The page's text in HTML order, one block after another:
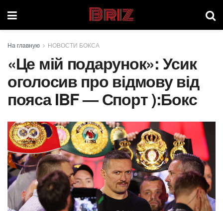
Briz
На главную НОВОСТИ БОКСА
«Це мій подарунок»: Усик
оголосив про відмову від
пояса IBF — Спорт ):Бокс